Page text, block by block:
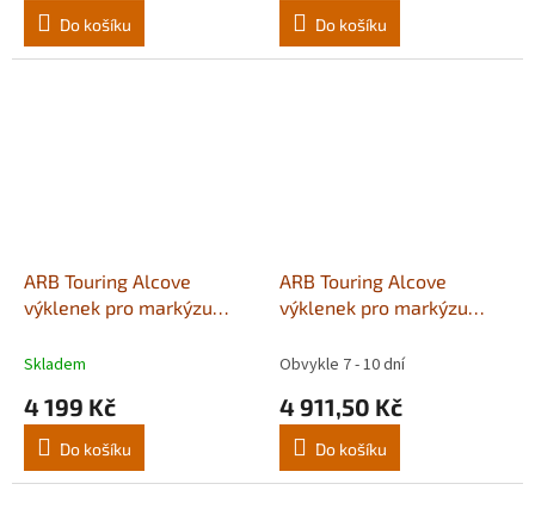
Do košíku Do košíku
ARB Touring Alcove
výklenek pro markýzu
Skladem
4 199 Kč
Do košíku
ARB Touring Alcove
výklenek pro markýzu
Obvykle 7 - 10 dní
4 911,50 Kč
Do košíku